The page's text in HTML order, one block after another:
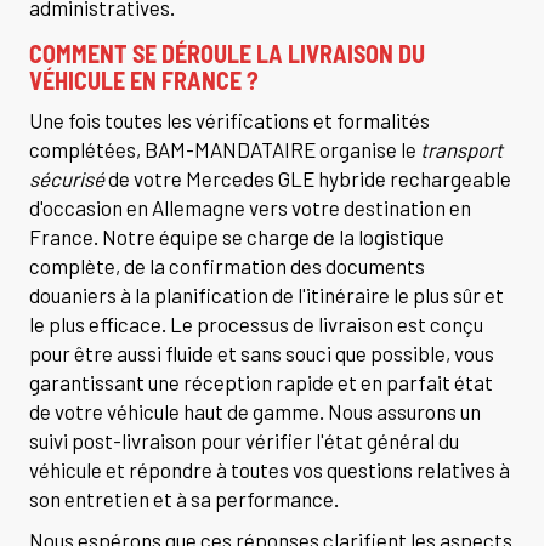
administratives.
COMMENT SE DÉROULE LA LIVRAISON DU
VÉHICULE EN FRANCE ?
Une fois toutes les vérifications et formalités
complétées, BAM-MANDATAIRE organise le transport
sécuriséde votre Mercedes GLE hybride rechargeable
d'occasion en Allemagne vers votre destination en
France. Notre équipe se charge de la logistique
complète, de la confirmation des documents
douaniers à la planification de l'itinéraire le plus sûr et
le plus efficace. Le processus de livraison est conçu
pour être aussi fluide et sans souci que possible, vous
garantissant une réception rapide et en parfait état
de votre véhicule haut de gamme. Nous assurons un
suivi post-livraison pour vérifier l'état général du
véhicule et répondre à toutes vos questions relatives à
son entretien et à sa performance.
Nous espérons que ces réponses clarifient les aspects